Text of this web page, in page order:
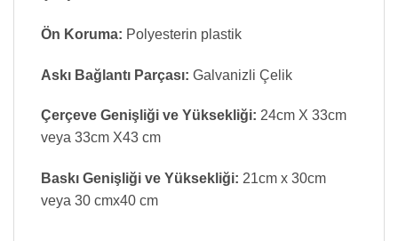
Ön Koruma: Polyesterin plastik
Askı Bağlantı Parçası: Galvanizli Çelik
Çerçeve Genişliği ve Yüksekliği: 24cm X 33cm
veya 33cm X43 cm
Baskı Genişliği ve Yüksekliği: 21cm x 30cm
veya 30 cmx40 cm